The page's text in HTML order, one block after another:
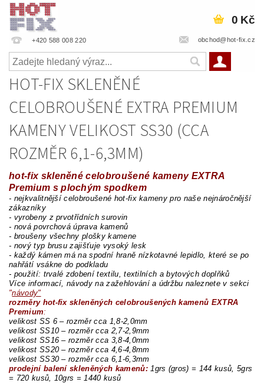
+420 588 008 220 obchod@hot-fix.cz
0 Kč
HOT-FIX SKLENĚNÉ
CELOBROUŠENÉ EXTRA PREMIUM
KAMENY VELIKOST SS30 (CCA
ROZMĚR 6,1-6,3MM)
hot-fix skleněné celobroušené kameny EXTRA
Premium s plochým spodkem
- nejkvalitnější celobroušené hot-fix kameny pro naše nejnáročnější
zákazníky
- vyrobeny z prvotřídních surovin
- nová povrchová úprava kamenů
- broušeny všechny plošky kamene
- nový typ brusu zajišťuje vysoký lesk
- každý kámen má na spodní hraně nízkotavné lepidlo, které se po
nahřátí vsákne do podkladu
- použití: trvalé zdobení textilu, textilních a bytových doplňků
Více informací, návody na zažehlování a údržbu naleznete v sekci
"návody"
rozměry hot-fix skleněných celobroušených kamenů EXTRA
Premium:
velikost SS 6 – rozměr cca 1,8-2,0mm
velikost SS10 – rozměr cca 2,7-2,9mm
velikost SS16 – rozměr cca 3,8-4,0mm
velikost SS20 – rozměr cca 4,6-4,8mm
velikost SS30 – rozměr cca 6,1-6,3mm
prodejní balení skleněných kamenů:1grs (gros) = 144 kusů, 5grs
= 720 kusů, 10grs = 1440 kusů